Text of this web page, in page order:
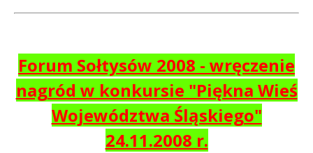
Forum Sołtysów 2008 - wręczenie
nagród w konkursie "Piękna Wieś
Województwa Śląskiego"
24.11.2008 r.